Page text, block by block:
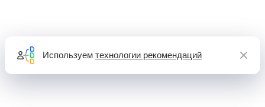
Используем технологии рекомендаций